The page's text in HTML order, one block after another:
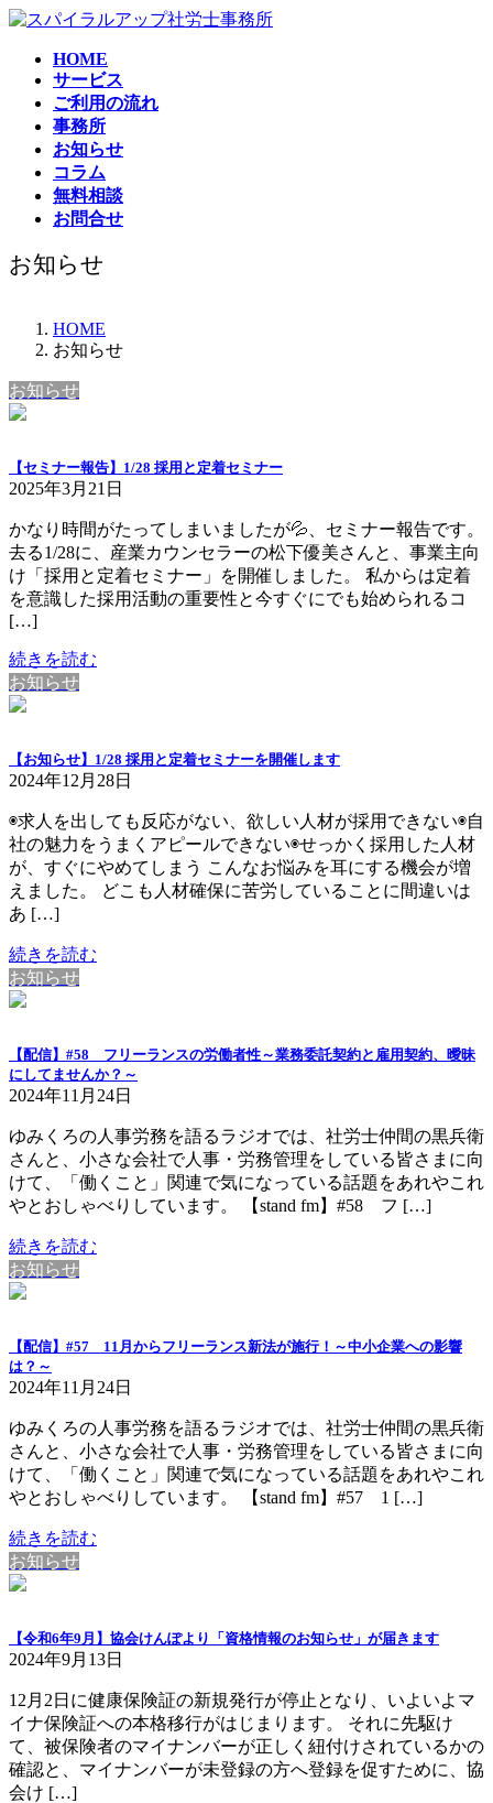
コ
ナ
HOME
サービス
ご利用の流れ
事務所
お知らせ
コラム
無料相談
お問合せ
お知らせ
HOME
お知らせ
お知らせ
【セミナー報告】1/28 採用と定着セミナー
2025年3月21日
かなり時間がたってしまいましたが💦、セミナー報告です。
去る1/28に、産業カウンセラーの松下優美さんと、事業主向
け「採用と定着セミナー」を開催しました。 私からは定着
を意識した採用活動の重要性と今すぐにでも始められるコ
[…]
続きを読む
お知らせ
【お知らせ】1/28 採用と定着セミナーを開催します
2024年12月28日
◉求人を出しても反応がない、欲しい人材が採用できない◉自
社の魅力をうまくアピールできない◉せっかく採用した人材
が、すぐにやめてしまう こんなお悩みを耳にする機会が増
えました。 どこも人材確保に苦労していることに間違いは
あ […]
続きを読む
お知らせ
【配信】#58 フリーランスの労働者性～業務委託契約と雇用契約、曖昧
にしてませんか？～
2024年11月24日
ゆみくろの人事労務を語るラジオでは、社労士仲間の黒兵衛
さんと、小さな会社で人事・労務管理をしている皆さまに向
けて、「働くこと」関連で気になっている話題をあれやこれ
やとおしゃべりしています。 【stand fm】#58 フ […]
続きを読む
お知らせ
【配信】#57 11月からフリーランス新法が施行！～中小企業への影響
は？～
2024年11月24日
ゆみくろの人事労務を語るラジオでは、社労士仲間の黒兵衛
さんと、小さな会社で人事・労務管理をしている皆さまに向
けて、「働くこと」関連で気になっている話題をあれやこれ
やとおしゃべりしています。 【stand fm】#57 1 […]
続きを読む
お知らせ
【令和6年9月】協会けんぽより「資格情報のお知らせ」が届きます
2024年9月13日
12月2日に健康保険証の新規発行が停止となり、いよいよマ
イナ保険証への本格移行がはじまります。 それに先駆け
て、被保険者のマイナンバーが正しく紐付けされているかの
確認と、マイナンバーが未登録の方へ登録を促すために、協
会け […]